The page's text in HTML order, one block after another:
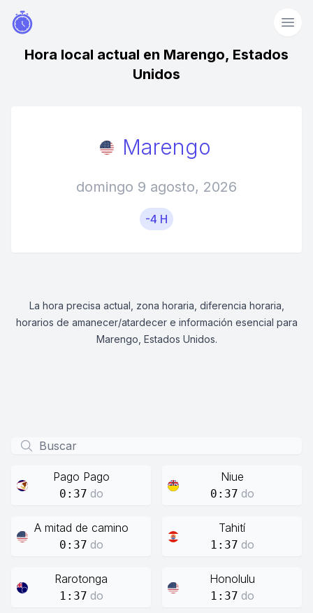
Hora local actual en Marengo, Estados
Unidos
Marengo
domingo 9 agosto, 2026
-4 H
La hora precisa actual, zona horaria, diferencia horaria,
horarios de amanecer/atardecer e información esencial para
Marengo, Estados Unidos.
Pago Pago
0:37 do
Niue
0:37 do
A mitad de camino
0:37 do
Tahití
1:37 do
Rarotonga
1:37 do
Honolulu
1:37 do